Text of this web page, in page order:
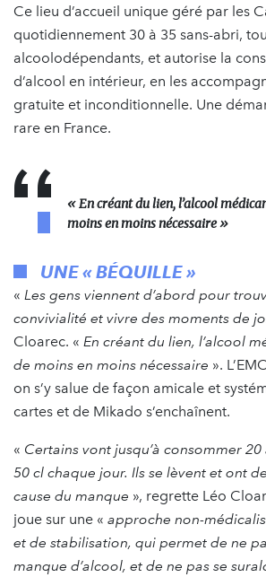
Ce lieu d’accueil unique géré par les
quotidiennement 30 à 35 sans-abri,
alcoolodépendants, et autorise la
d’alcool en intérieur, en les
gratuite et inconditionnelle. Une
rare en France.
« En créant du lien, l’alcool
moins en moins nécessaire »
UNE « BÉQUILLE »
« Les gens viennent d’abord pour
convivialité et vivre des moments de
Cloarec. « En créant du lien, l’alcool
de moins en moins nécessaire ».
on s’y salue de façon amicale et
cartes et de Mikado s’enchaînent.
« Certains vont jusqu’à consommer
50 cl chaque jour. Ils se lèvent et ont
cause du manque », regrette Léo
joue sur une « approche non-
et de stabilisation, qui permet de ne
manque d’alcool, et de ne pas se